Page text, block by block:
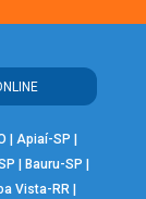
Apiaí-SP
Bauru-SP
Vista-RR